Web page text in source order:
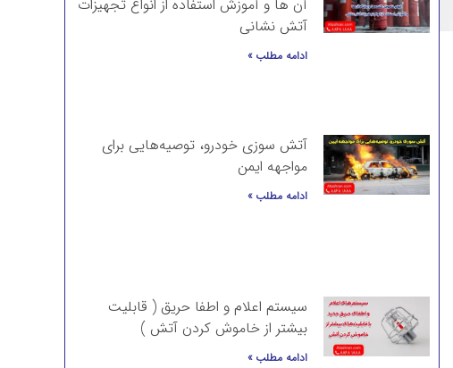
آن ها و آموزش استفاده از انواع تجهیزات
آتش نشانی
ادامه مطلب »
آتش سوزی خودرو، توصیه‌هایی برای
مواجهه ایمن
ادامه مطلب »
سیستم اعلام و اطفا حریق ( قابلیت
بیشتر از خاموش کردن آتش )
ادامه مطلب »